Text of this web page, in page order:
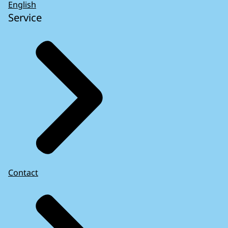
English
Service
Contact